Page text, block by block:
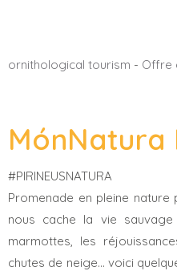
ornithological tourism - Offre
MónNatura
#PIRINEUSNATURA
Promenade en pleine
nous cache la vie
marmottes, les
chutes de neige… voici